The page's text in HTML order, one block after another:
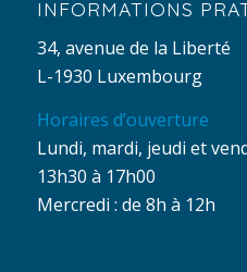
INFORMATIONS
34, avenue de la Liberté
L-1930 Luxembourg
Horaires d’ouverture
Lundi, mardi, jeudi et
13h30 à 17h00
Mercredi : de 8h à 12h